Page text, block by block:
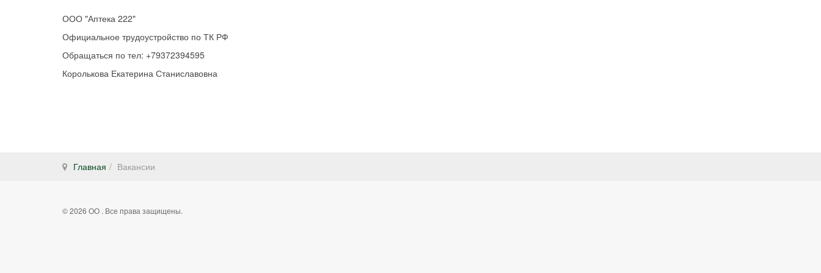
ООО "Аптека 222"
Официальное трудоустройство по ТК РФ
Обращаться по тел: +79372394595
Королькова Екатерина Станиславовна
Главная Вакансии
© 2026 ОО . Все права защищены.